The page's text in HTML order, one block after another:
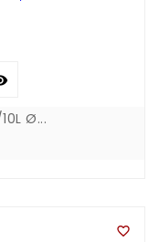
Ø...
